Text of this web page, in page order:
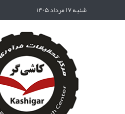
شنبه ۱۷ مرداد ۱۴۰۵